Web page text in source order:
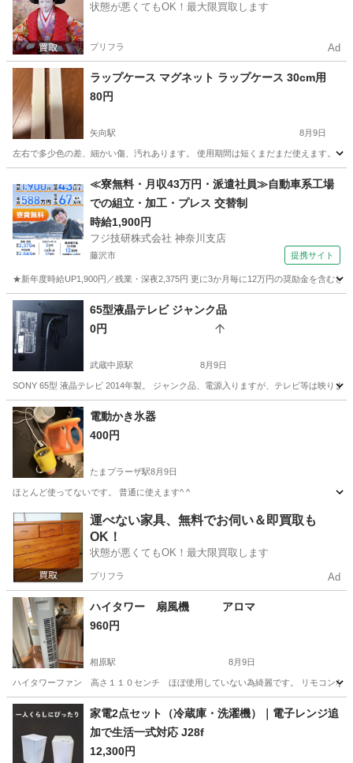
状態が悪くてもOK！最大限買取します
プリフラ Ad
ラップケース マグネット ラップケース 30cm用
80円
矢向駅 8月9日
左右で多少色の差、細かい傷、汚れあります。 使用期間は短くまだまだ使えます。
矢向駅 キッチン家電
≪寮無料・月収43万円・派遣社員≫自動車系工場
での組立・加工・プレス 交替制
時給1,900円
フジ技研株式会社 神奈川支店
藤沢市 提携サイト
★新年度時給UP1,900円／残業・深夜2,375円 更に3か月毎に12万円の奨励金を含む
神奈川 藤沢市 その他
65型液晶テレビ ジャンク品
0円
武蔵中原駅 8月9日
SONY 65型 液晶テレビ 2014年製。 ジャンク品、電源入りますが、テレビ等は映り
神奈川 川崎市 武蔵中原駅
電動かき氷器
400円
たまプラーザ駅8月9日
ほとんど使ってないです。 普通に使えます^ ^
神奈川 横浜市 たまプラーザ駅 キッチン家電 かき氷器
運べない家具、無料でお伺い＆即買取も
OK！
状態が悪くてもOK！最大限買取します
プリフラ Ad
ハイタワー 扇風機 アロマ
960円
相原駅 8月9日
ハイタワーファン 高さ１１０センチ ほぼ使用していない為綺麗です。 リモコンな
神奈川 相模原市 相原駅 季節、空調家電
家電2点セット（冷蔵庫・洗濯機）｜電子レンジ追
加で生活一式対応 J28f
12,300円